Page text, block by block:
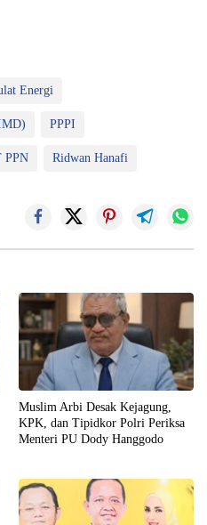
Energi
PPPI
PPN Ridwan Hanafi
Muslim Arbi Desak Kejagung,
KPK, dan Tipidkor Polri Periksa
Menteri PU Dody Hanggodo